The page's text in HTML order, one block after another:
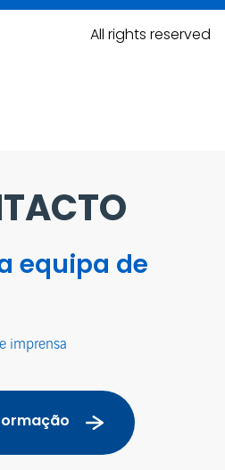
All rights reserved
equipa de
imprensa